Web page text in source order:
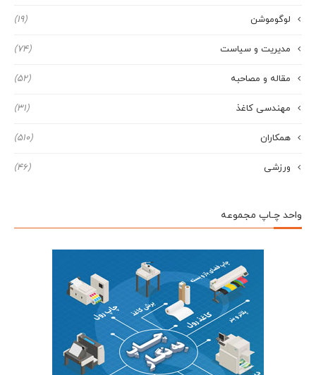
لوگوموشن (19)
مدیریت و سیاست (74)
مقاله و مصاحبه (52)
مهندسی کاغذ (31)
همکاران (510)
ورزشی (46)
واحد چـاپ مجموعه